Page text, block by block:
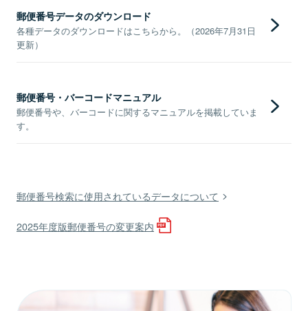
郵便番号データのダウンロード
各種データのダウンロードはこちらから。（2026年7月31日
更新）
郵便番号・バーコードマニュアル
郵便番号や、バーコードに関するマニュアルを掲載していま
す。
郵便番号検索に使用されているデータについて
2025年度版郵便番号の変更案内